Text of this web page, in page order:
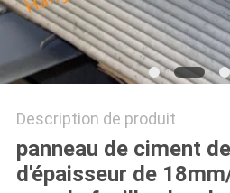
POLICY
Description de produit
panneau de ciment
d'épaisseur de